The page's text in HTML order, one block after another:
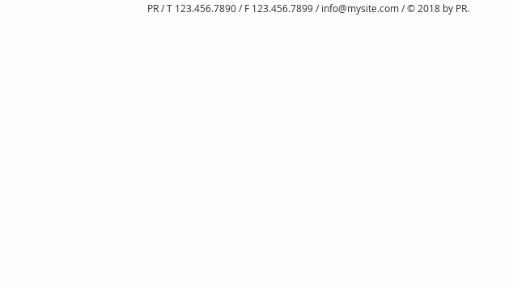
PR / T 123.456.7890 / F 123.456.7899 / info@mysite.com/ © 2018 by PR.